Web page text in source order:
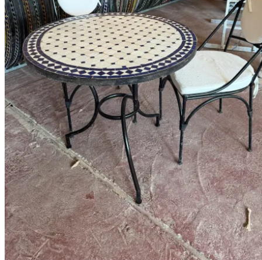
0
Winkelwagen
Geen producten in de winkelwagen.
Terug naar winkel